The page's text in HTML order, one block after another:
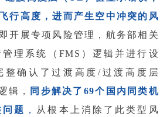
行高度，进而产生空中冲突的风
开展专项风险管理，航务部相关
理系统（FMS）逻辑并进行设
整确认了过渡高度/过渡高度层
辑，
同步解决了69个国内同类机
题 ， 从根本上消除了此类型风